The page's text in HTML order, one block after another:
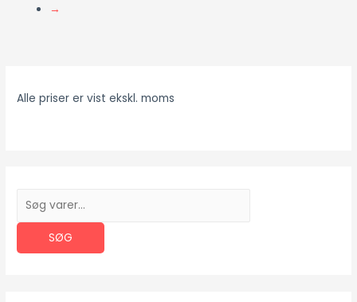
Alle priser er vist ekskl. moms
ø
SØG
→